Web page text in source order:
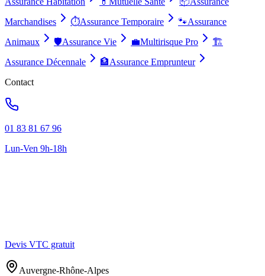
Marchandises
⏱️Assurance Temporaire 🐾Assurance
Animaux
🛡️Assurance Vie 💼Multirisque Pro
🏗️
Assurance Décennale
🏦Assurance Emprunteur
Contact
01 83 81 67 96
Lun-Ven 9h-18h
Devis VTC gratuit
Auvergne-Rhône-Alpes